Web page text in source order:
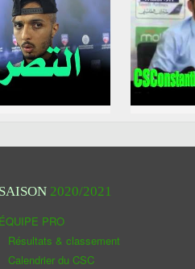
SAISON 2020/2021
ÉQUIPE PRO
Résultats & classement
Calendrier du CSC